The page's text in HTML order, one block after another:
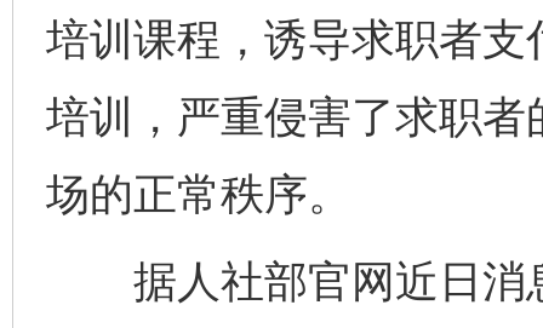
培训课程，诱导求职者
培训，严重侵害了求职
场的正常秩序。
据人社部官网近日消